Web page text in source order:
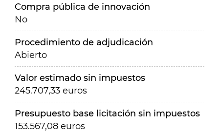
Compra pública de innovación
No
Procedimiento de adjudicación
Abierto
Valor estimado sin impuestos
245.707,33 euros
Presupuesto base licitación sin impuestos
153.567,08 euros